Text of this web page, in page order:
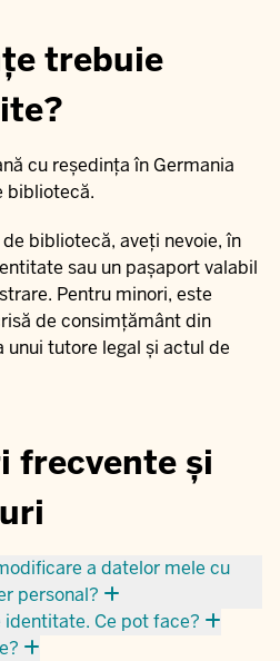
trebuie
cu reședința în Germania
bibliotecă.
bibliotecă, aveți nevoie, în
sau un pașaport valabil
Pentru minori, este
de consimțământ din
unui tutore legal și actul de
frecvente și
a datelor mele cu
personal?
Ce pot face?